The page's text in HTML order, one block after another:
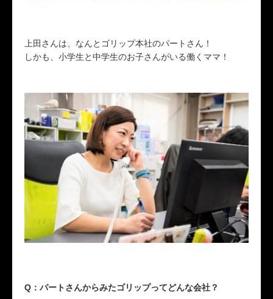
上田さんは、なんとゴリップ本社のパートさん！
しかも、小学生と中学生のお子さんがいる働くママ！
Q：パートさんからみたゴリップってどんな会社？